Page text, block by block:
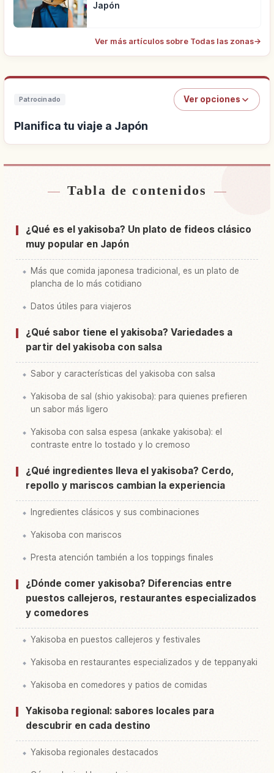
Japón
Ver más artículos sobre Todas las zonas→
Patrocinado Ver opciones
Planifica tu viaje a Japón
Buscar alojamiento cerca de Japón ↗
Buscar experiencias en Japón↗
Tabla de contenidos
¿Qué es el yakisoba? Un plato de fideos clásico
muy popular en Japón
Más que comida japonesa tradicional, es un plato de
plancha de lo más cotidiano
Datos útiles para viajeros
¿Qué sabor tiene el yakisoba? Variedades a
partir del yakisoba con salsa
Sabor y características del yakisoba con salsa
Yakisoba de sal (shio yakisoba): para quienes prefieren
un sabor más ligero
Yakisoba con salsa espesa (ankake yakisoba): el
contraste entre lo tostado y lo cremoso
¿Qué ingredientes lleva el yakisoba? Cerdo,
repollo y mariscos cambian la experiencia
Ingredientes clásicos y sus combinaciones
Yakisoba con mariscos
Presta atención también a los toppings finales
¿Dónde comer yakisoba? Diferencias entre
puestos callejeros, restaurantes especializados
y comedores
Yakisoba en puestos callejeros y festivales
Yakisoba en restaurantes especializados y de teppanyaki
Yakisoba en comedores y patios de comidas
Yakisoba regional: sabores locales para
descubrir en cada destino
Yakisoba regionales destacados